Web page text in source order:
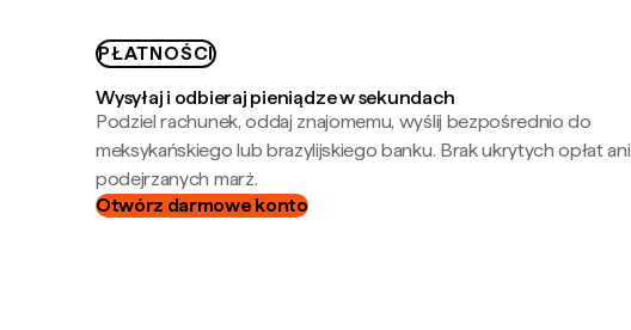
PŁATNOŚCI
Wysyłaj i odbieraj pieniądze w sekundach
Podziel rachunek, oddaj znajomemu, wyślij bezpośrednio do
meksykańskiego lub brazylijskiego banku. Brak ukrytych opłat ani
podejrzanych marż.
Otwórz darmowe konto